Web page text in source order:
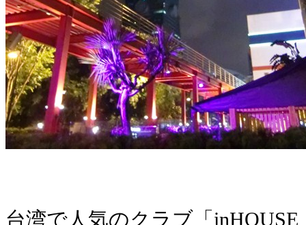
台湾で人気のクラブ「inHOUSE